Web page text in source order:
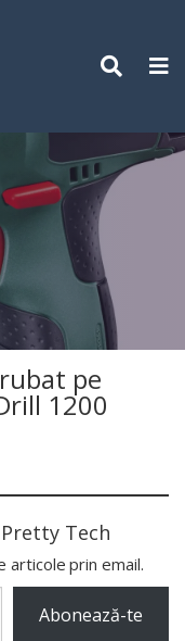
pe
1200
Tech
articole prin email.
Abonează-te